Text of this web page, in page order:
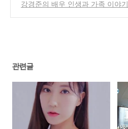
강경준의 배우 인생과 가족 이야기
관련글